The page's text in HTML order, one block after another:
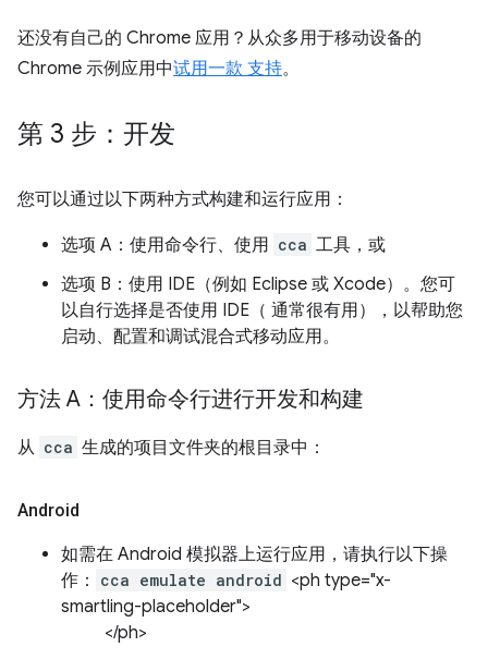
还没有自己的 Chrome 应用？从众多用于移动设备的
Chrome 示例应用中试用一款 支持。
第 3 步：开发
您可以通过以下两种方式构建和运行应用：
选项 A：使用命令行、使用 cca 工具，或
选项 B：使用 IDE（例如 Eclipse 或 Xcode）。您可
以自行选择是否使用 IDE（ 通常很有用），以帮助您
启动、配置和调试混合式移动应用。
方法 A：使用命令行进行开发和构建
从 cca 生成的项目文件夹的根目录中：
Android
如需在 Android 模拟器上运行应用，请执行以下操
作：
cca emulate android <ph type="x-
smartling-placeholder">
</ph>